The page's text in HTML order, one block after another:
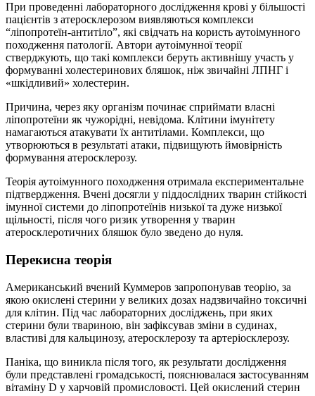
При проведенні лабораторного дослідження крові у більшості
пацієнтів з атеросклерозом виявляються комплекси
“ліпопротеїн-антитіло”, які свідчать на користь аутоімунного
походження патології. Автори аутоімунної теорії
стверджують, що такі комплекси беруть активнішу участь у
формуванні холестеринових бляшок, ніж звичайні ЛПНГ і
«шкідливий» холестерин.
Причина, через яку організм починає сприймати власні
ліпопротеїни як чужорідні, невідома. Клітини імунітету
намагаються атакувати їх антитілами. Комплекси, що
утворюються в результаті атаки, підвищують ймовірність
формування атеросклерозу.
Теорія аутоімунного походження отримала експериментальне
підтвердження. Вчені досягли у піддослідних тварин стійкості
імунної системи до ліпопротеїнів низької та дуже низької
щільності, після чого ризик утворення у тварин
атеросклеротичних бляшок було зведено до нуля.
Перекисна теорія
Американський вчений Куммеров запропонував теорію, за
якою окислені стерини у великих дозах надзвичайно токсичні
для клітин. Під час лабораторних досліджень, при яких
стерини були твариною, він зафіксував зміни в судинах,
властиві для кальцинозу, атеросклерозу та артеріосклерозу.
Паніка, що виникла після того, як результати дослідження
були представлені громадськості, пояснювалася застосуванням
вітаміну D у харчовій промисловості. Цей окислений стерин